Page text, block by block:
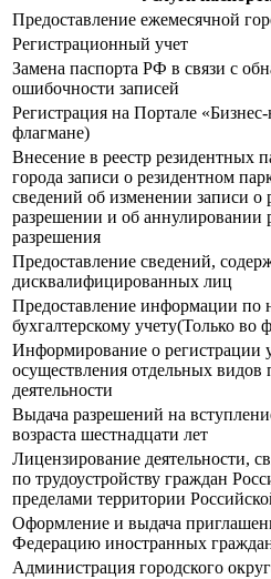
Предоставление ежемесячной
Регистрационный учет
Замена паспорта РФ в связи с
ошибочности записей
Регистрация на Портале
флагмане)
Внесение в реестр резидентных
города записи о резидентном
сведений об изменении записи о
разрешении и об аннулировании
разрешения
Предоставление сведений,
дисквалифицированных лиц
Предоставление информации по
бухгалтерскому учету(Только во
Информирование о регистрации
осуществления отдельных видов
деятельности
Выдача разрешений на
возраста шестнадцати лет
Лицензирование деятельности,
по трудоустройству граждан
пределами территории
Оформление и выдача
Федерацию иностранных
Администрация городского